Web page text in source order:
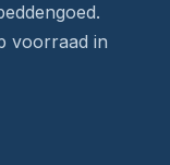
voorraad in